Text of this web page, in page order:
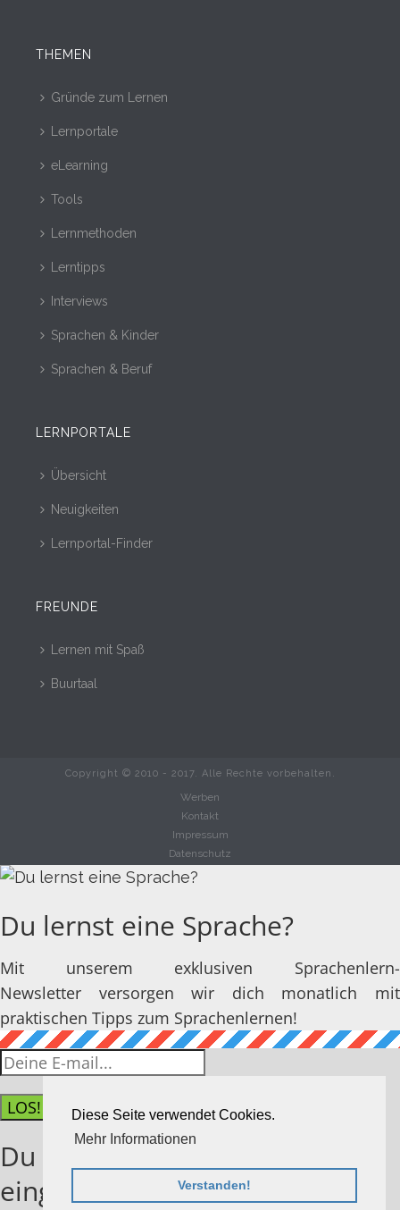
Diese Seite verwendet Cookies.
Mehr Informationen
Verstanden!
THEMEN
Gründe zum Lernen
Lernportale
eLearning
Tools
Lernmethoden
Lerntipps
Interviews
Sprachen & Kinder
Sprachen & Beruf
LERNPORTALE
Übersicht
Neuigkeiten
Lernportal-Finder
FREUNDE
Lernen mit Spaß
Buurtaal
Copyright © 2010 - 2017. Alle Rechte vorbehalten.
Werben
Kontakt
Impressum
Datenschutz
Du lernst eine Sprache?
Mit unserem exklusiven Sprachenlern-
Newsletter versorgen wir dich monatlich mit
praktischen Tipps zum Sprachenlernen!
LOS!
Du hast dich erfolgreich
eingetragen!